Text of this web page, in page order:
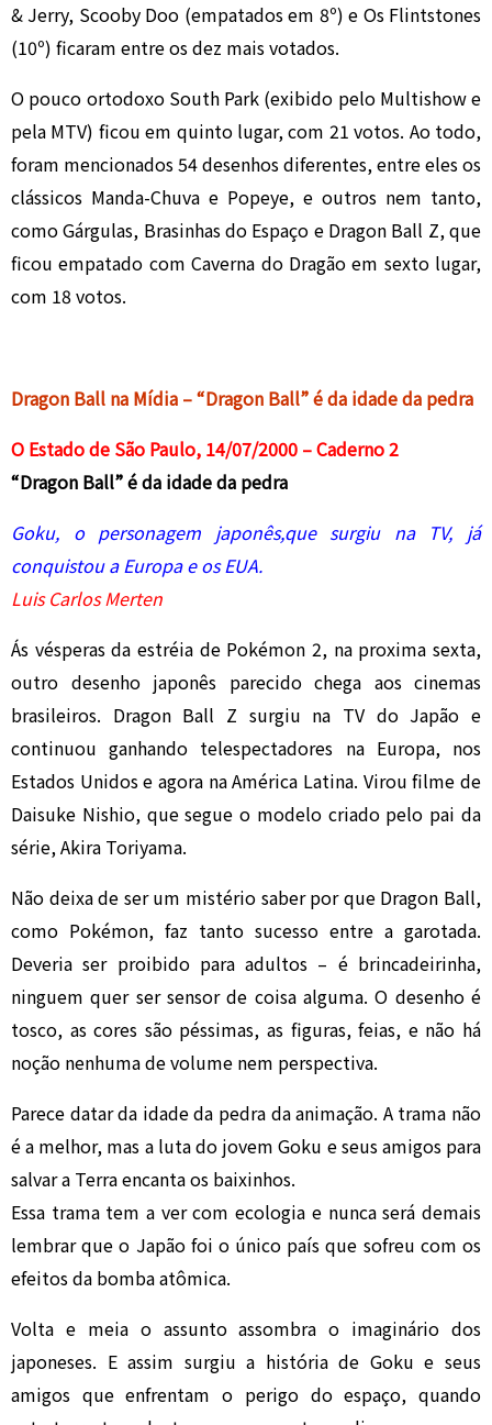
& Jerry, Scooby Doo (empatados em 8º) e Os Flintstones
(10º) ficaram entre os dez mais votados.
O pouco ortodoxo South Park (exibido pelo Multishow e
pela MTV) ficou em quinto lugar, com 21 votos. Ao todo,
foram mencionados 54 desenhos diferentes, entre eles os
clássicos Manda-Chuva e Popeye, e outros nem tanto,
como Gárgulas, Brasinhas do Espaço e Dragon Ball Z, que
ficou empatado com Caverna do Dragão em sexto lugar,
com 18 votos.
Dragon Ball na Mídia – “Dragon Ball” é da idade da pedra
O Estado de São Paulo, 14/07/2000 – Caderno 2
“Dragon Ball” é da idade da pedra
Goku, o personagem japonês,que surgiu na TV, já
conquistou a Europa e os EUA.
Luis Carlos Merten
Ás vésperas da estréia de Pokémon 2, na proxima sexta,
outro desenho japonês parecido chega aos cinemas
brasileiros. Dragon Ball Z surgiu na TV do Japão e
continuou ganhando telespectadores na Europa, nos
Estados Unidos e agora na América Latina. Virou filme de
Daisuke Nishio, que segue o modelo criado pelo pai da
série, Akira Toriyama.
Não deixa de ser um mistério saber por que Dragon Ball,
como Pokémon, faz tanto sucesso entre a garotada.
Deveria ser proibido para adultos – é brincadeirinha,
ninguem quer ser sensor de coisa alguma. O desenho é
tosco, as cores são péssimas, as figuras, feias, e não há
noção nenhuma de volume nem perspectiva.
Parece datar da idade da pedra da animação. A trama não
é a melhor, mas a luta do jovem Goku e seus amigos para
salvar a Terra encanta os baixinhos.
Essa trama tem a ver com ecologia e nunca será demais
lembrar que o Japão foi o único país que sofreu com os
efeitos da bomba atômica.
Volta e meia o assunto assombra o imaginário dos
japoneses. E assim surgiu a história de Goku e seus
amigos que enfrentam o perigo do espaço, quando